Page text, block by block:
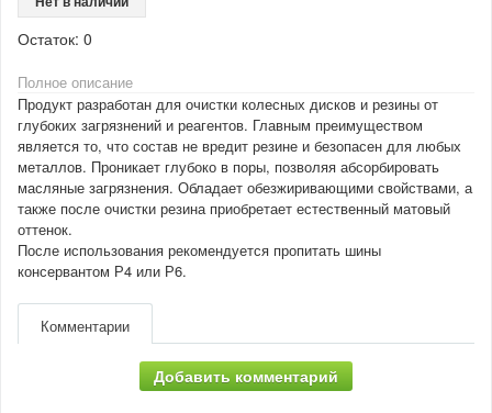
Остаток: 0
Полное описание
Продукт разработан для очистки колесных дисков и резины от
глубоких загрязнений и реагентов. Главным преимуществом
является то, что состав не вредит резине и безопасен для любых
металлов. Проникает глубоко в поры, позволяя абсорбировать
масляные загрязнения. Обладает обезжиривающими свойствами, а
также после очистки резина приобретает естественный матовый
оттенок.
После использования рекомендуется пропитать шины
консервантом Р4 или Р6.
Комментарии
Добавить комментарий